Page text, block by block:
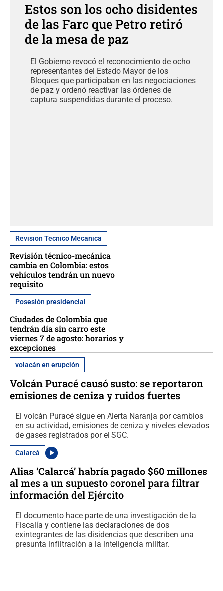
Estos son los ocho disidentes
de las Farc que Petro retiró
de la mesa de paz
El Gobierno revocó el reconocimiento de ocho
representantes del Estado Mayor de los
Bloques que participaban en las negociaciones
de paz y ordenó reactivar las órdenes de
captura suspendidas durante el proceso.
Revisión Técnico Mecánica
Revisión técnico-mecánica
cambia en Colombia: estos
vehículos tendrán un nuevo
requisito
Posesión presidencial
Ciudades de Colombia que
tendrán día sin carro este
viernes 7 de agosto: horarios y
excepciones
volacán en erupción
Volcán Puracé causó susto: se reportaron
emisiones de ceniza y ruidos fuertes
El volcán Puracé sigue en Alerta Naranja por cambios
en su actividad, emisiones de ceniza y niveles elevados
de gases registrados por el SGC.
Calarcá
Alias ‘Calarcá’ habría pagado $60 millones
al mes a un supuesto coronel para filtrar
información del Ejército
El documento hace parte de una investigación de la
Fiscalía y contiene las declaraciones de dos
exintegrantes de las disidencias que describen una
presunta infiltración a la inteligencia militar.